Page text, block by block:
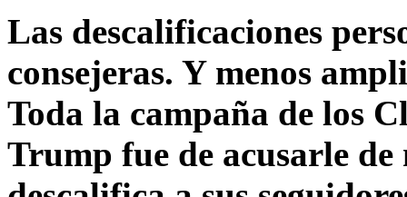
Las descalificaciones
consejeras. Y menos
Toda la campaña de los
Trump fue de acusarle